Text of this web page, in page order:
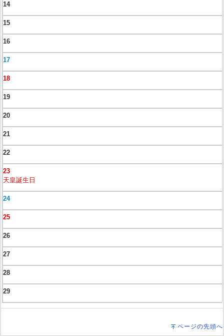
14
15
16
17
18
19
20
21
22
23
天皇誕生日
24
25
26
27
28
29
ページの先頭へ